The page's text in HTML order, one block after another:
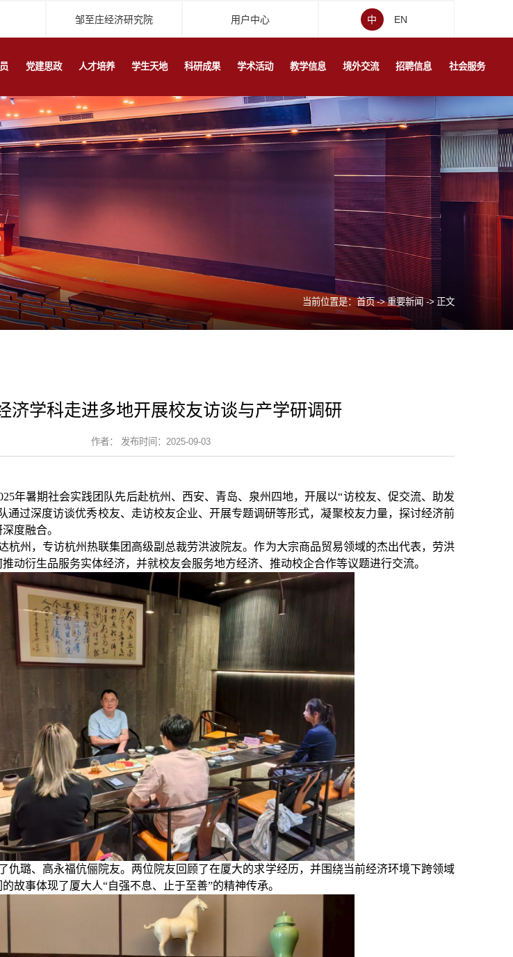
邹至庄经济研究院 用户中心 中 EN
党建思政 人才培养 学生天地 科研成果 学术活动 教学信息 境外交流 招聘信息 社会服务
当前位置是： 首页 -> 重要新闻 -> 正文
济学科走进多地开展校友访谈与产学研调研
作者： 发布时间：2025-09-03
年暑期社会实践团队先后赴杭州、西安、青岛、泉州四地，开展以“访校友、促交流、助发
通过深度访谈优秀校友、走访校友企业、开展专题调研等形式，凝聚校友力量，探讨经济前
度融合。
杭州，专访杭州热联集团 高级副总裁劳洪波院友。作为大宗商品贸易领域的杰出代表， 劳洪
推动衍生品服务实体经济，并就校友会服务地方经济、推动校企合作等议题进行交流。
仇璐、高永福伉俪 院友。两位 院友回顾了在厦大的求学经历，并围绕当前经济环境下跨领域
故事体现了厦大人“自强不息、止于至善”的精神传承。